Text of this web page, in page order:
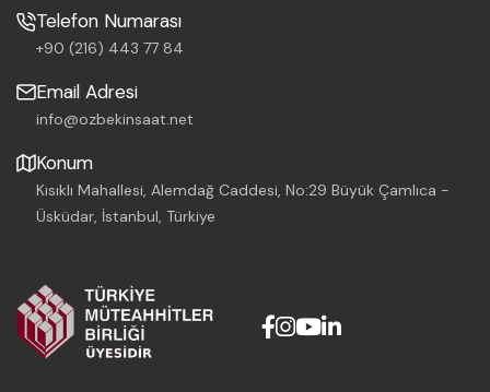
Telefon Numarası
+90 (216) 443 77 84
Email Adresi
info@ozbekinsaat.net
Konum
Kısıklı Mahallesi, Alemdağ Caddesi, No:29 Büyük Çamlıca -
Üsküdar, İstanbul, Türkiye